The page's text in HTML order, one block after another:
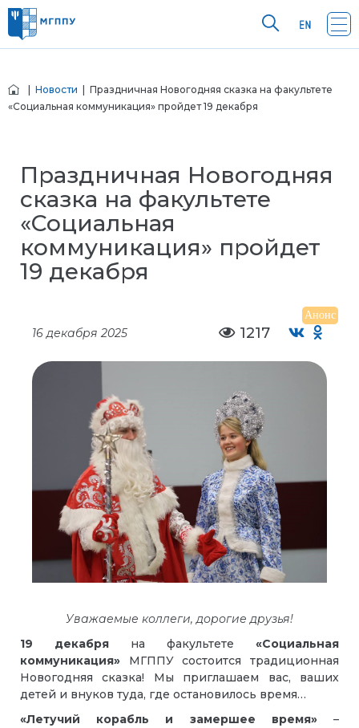
Новости | Праздничная Новогодняя сказка на факультете
«Социальная коммуникация» пройдет 19 декабря
Праздничная Новогодняя
сказка на факультете
«Социальная
коммуникация» пройдет
19 декабря
Анонс
16 декабря 2025 1217
Уважаемые коллеги, дорогие друзья!
19 декабря на факультете «Социальная
коммуникация» МГППУ состоится традиционная
Новогодняя сказка! Мы приглашаем вас, ваших
детей и внуков туда, где остановилось время…
«Летучий корабль и замершее время»–